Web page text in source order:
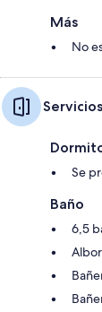
Más
No
Se
Baño
6,5